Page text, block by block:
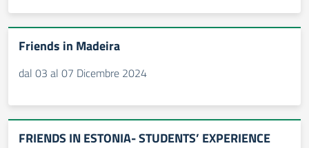
Friends in Madeira
dal 03 al 07 Dicembre 2024
FRIENDS IN ESTONIA- STUDENTS’ EXPERIENCE